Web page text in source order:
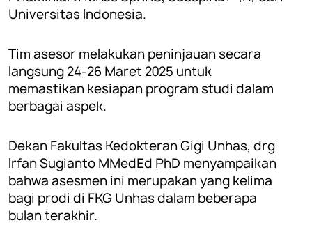
Universitas Indonesia.
Tim asesor melakukan peninjauan secara
langsung 24-26 Maret 2025 untuk
memastikan kesiapan program studi dalam
berbagai aspek.
Dekan Fakultas Kedokteran Gigi Unhas, drg
Irfan Sugianto MMedEd PhD menyampaikan
bahwa asesmen ini merupakan yang kelima
bagi prodi di FKG Unhas dalam beberapa
bulan terakhir.